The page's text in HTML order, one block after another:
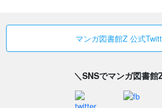
マンガ図書館Z 公式
＼SNSでマンガ図書館